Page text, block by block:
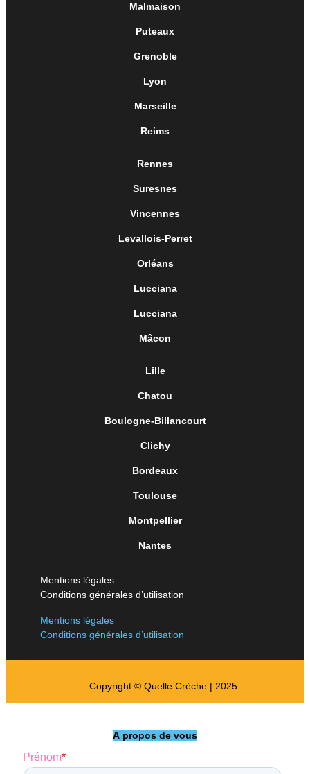
Malmaison
Puteaux
Grenoble
Lyon
Marseille
Reims
Rennes
Suresnes
Vincennes
Levallois-Perret
Orléans
Lucciana
Lucciana
Mâcon
Lille
Chatou
Boulogne-Billancourt
Clichy
Bordeaux
Toulouse
Montpellier
Nantes
Mentions légales
Conditions générales d’utilisation
Mentions légales
Conditions générales d’utilisation
Copyright © Quelle Crèche | 2025